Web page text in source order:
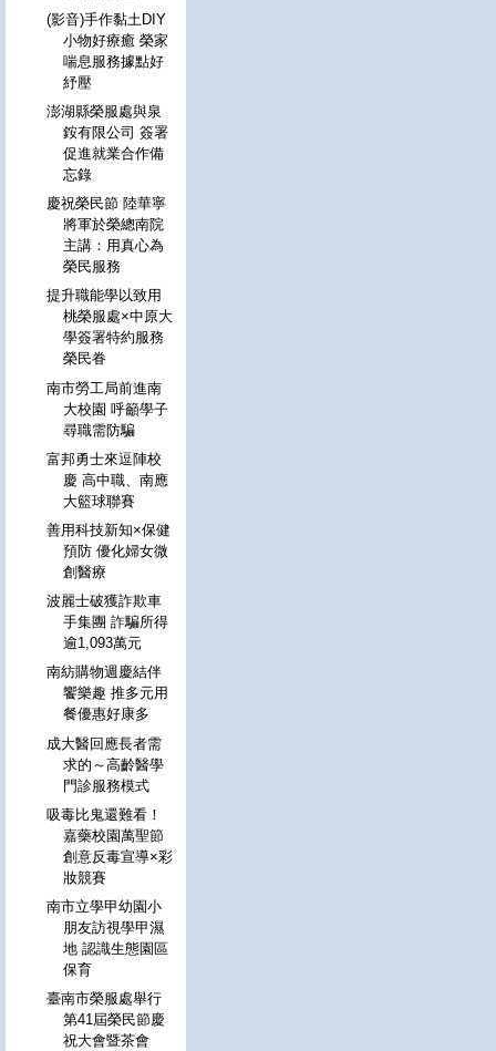
(影音)手作黏土DIY
小物好療癒 榮家
喘息服務據點好
紓壓
澎湖縣榮服處與泉
銨有限公司 簽署
促進就業合作備
忘錄
慶祝榮民節 陸華寧
將軍於榮總南院
主講：用真心為
榮民服務
提升職能學以致用
桃榮服處×中原大
學簽署特約服務
榮民眷
南市勞工局前進南
大校園 呼籲學子
尋職需防騙
富邦勇士來逗陣校
慶 高中職、南應
大籃球聯賽
善用科技新知×保健
預防 優化婦女微
創醫療
波麗士破獲詐欺車
手集團 詐騙所得
逾1,093萬元
南紡購物週慶結伴
饗樂趣 推多元用
餐優惠好康多
成大醫回應長者需
求的～高齡醫學
門診服務模式
吸毒比鬼還難看！
嘉藥校園萬聖節
創意反毒宣導×彩
妝競賽
南市立學甲幼園小
朋友訪視學甲濕
地 認識生態園區
保育
臺南市榮服處舉行
第41屆榮民節慶
祝大會暨茶會